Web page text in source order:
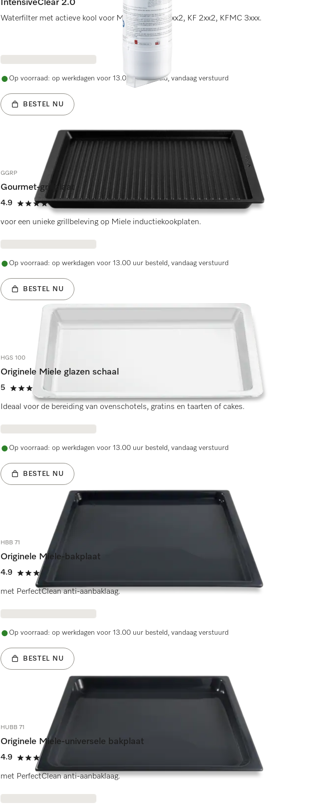
IntensiveClear 2.0
Waterfilter met actieve kool voor MasterCool F 2xx2, KF 2xx2, KFMC 3xxx.
Op voorraad: op werkdagen voor 13.00 uur besteld, vandaag verstuurd
BESTEL NU
GGRP
Gourmet-grillplaat
4.9
4.9 sterren van de 5
(164 beoordelingen)
voor een unieke grillbeleving op Miele inductiekookplaten.
Op voorraad: op werkdagen voor 13.00 uur besteld, vandaag verstuurd
BESTEL NU
HGS 100
Originele Miele glazen schaal
5
5 sterren van de 5
Ideaal voor de bereiding van ovenschotels, gratins en taarten of cakes.
Op voorraad: op werkdagen voor 13.00 uur besteld, vandaag verstuurd
BESTEL NU
HBB 71
Originele Miele-bakplaat
4.9
4.9 sterren van de 5
met PerfectClean anti-aanbaklaag.
Op voorraad: op werkdagen voor 13.00 uur besteld, vandaag verstuurd
BESTEL NU
HUBB 71
Originele Miele-universele bakplaat
4.9
4.9 sterren van de 5
met PerfectClean anti-aanbaklaag.